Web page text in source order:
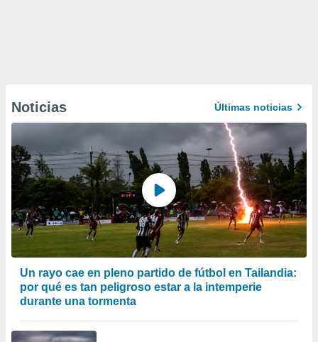
Noticias Últimas noticias
Un rayo cae en pleno partido de fútbol en Tailandia:
por qué es tan peligroso estar a la intemperie
durante una tormenta